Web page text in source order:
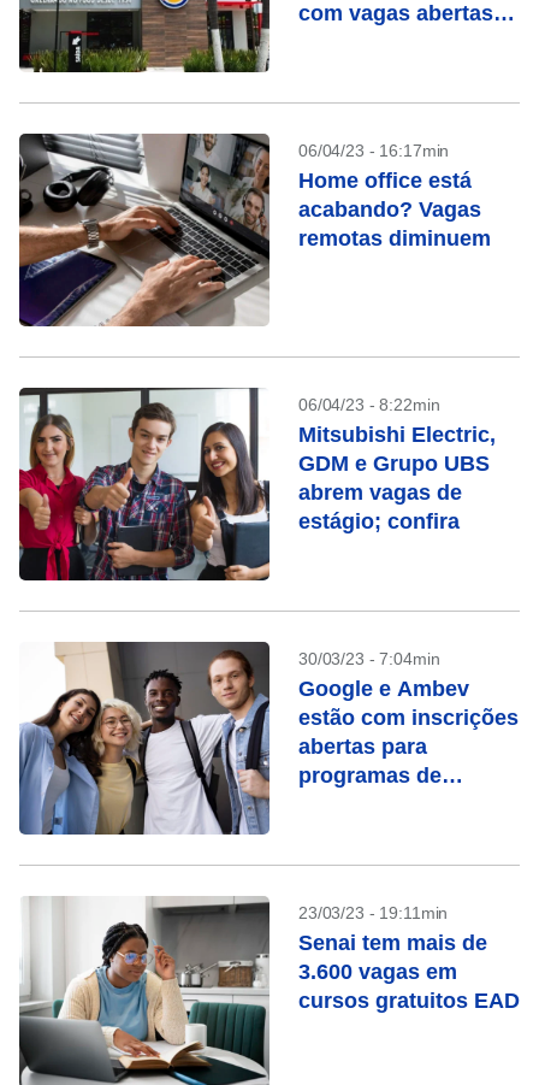
com vagas abertas;
06/04/23 - 16:17min
Home office está
acabando? Vagas
remotas diminuem
06/04/23 - 8:22min
Mitsubishi Electric,
GDM e Grupo UBS
abrem vagas de
estágio; confira
30/03/23 - 7:04min
Google e Ambev
estão com inscrições
abertas para
programas de
23/03/23 - 19:11min
Senai tem mais de
3.600 vagas em
cursos gratuitos EAD